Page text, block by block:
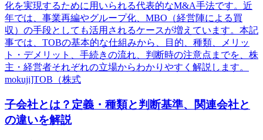
化を実現するために用いられる代表的なM&A手法です。近
年では、事業再編やグループ化、MBO（経営陣による買
収）の手段としても活用されるケースが増えています。本記
事では、TOBの基本的な仕組みから、目的、種類、メリッ
ト・デメリット、手続きの流れ、判断時の注意点までを、株
主・経営者それぞれの立場からわかりやすく解説します。
mokuji]TOB（株式
子会社とは？定義・種類と判断基準、関連会社と
の違いを解説